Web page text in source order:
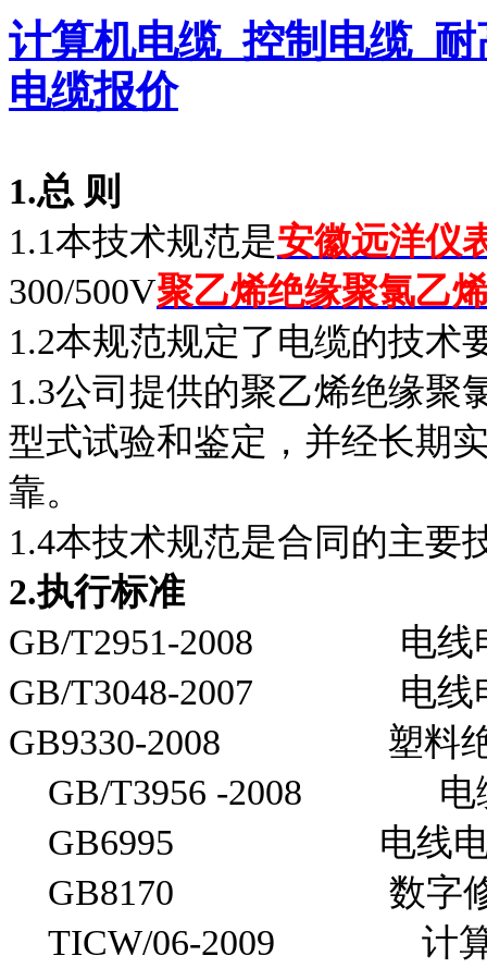
计算机电缆 控制电缆
电缆报价
1.总 则
1.1本技术规范是安徽远洋仪
300/500V聚乙烯绝缘聚氯乙
1.2本规范规定了电缆的技术
1.3公司提供的聚乙烯绝缘聚
型式试验和鉴定，并经长期
靠。
1.4本技术规范是合同的主要
2.执行标准
GB/T2951-2008 电线电
GB/T3048-2007 电线电
GB9330-2008 塑料绝
GB/T3956 -2008 电
GB6995 电线电缆
GB8170 数字修
TICW/06-2009 计算